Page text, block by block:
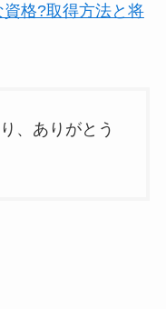
格?取得方法と将
、ありがとう